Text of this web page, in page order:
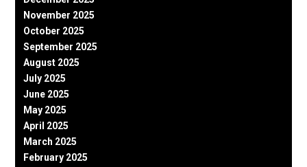
November 2025
October 2025
September 2025
August 2025
July 2025
June 2025
May 2025
April 2025
March 2025
February 2025